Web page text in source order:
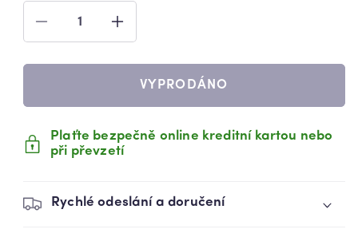
SNÍŽIT
MNOŽSTVÍ
PRODUKTU
NA
40X50
CM
ZVÝŠIT
MNOŽSTVÍ
PRODUKTU
SÍŤOVÝ
PYTEL
NA
40X50
CM
VYPRODÁNO
Plaťte bezpečně online kreditní kartou nebo
při převzetí
Rychlé odeslání a doručení